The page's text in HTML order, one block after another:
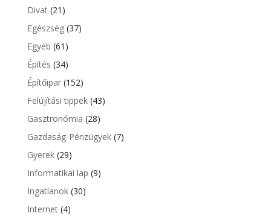
Divat(21)
Egészség(37)
Egyéb (61)
Építés (34)
Építőipar(152)
Felújítási tippek(43)
Gasztronómia (28)
Gazdaság-Pénzügyek(7)
Gyerek(29)
Informatikai lap (9)
Ingatlanok(30)
Internet(4)